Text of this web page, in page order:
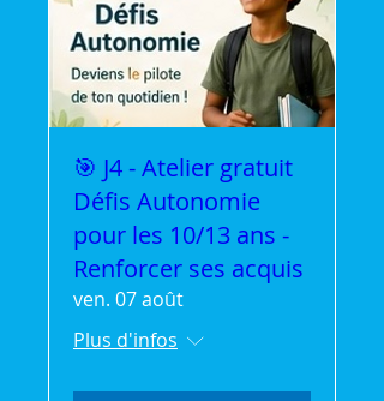
🎯 J4 - Atelier gratuit
Défis Autonomie
pour les 10/13 ans -
Renforcer ses acquis
ven. 07 août
Plus d'infos